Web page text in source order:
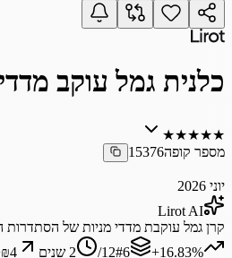
כלנית גמל עוקב
★
★
★
★
★
מספר קופה15376
יוני 2026
Lirot AI
קרן גמל עוקבת מדדי מניות של הסתדרות
‎+16.83%
#6
/12 2 שנים ₪4